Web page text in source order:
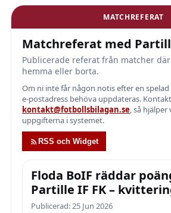
MATCHREFERAT
Matchreferat med
Publicerade referat från matcher
hemma eller borta.
Om ni inte får någon notis efter en
e-postadress behöva uppdateras.
kontakt@fotbollsbilagan.se, så
uppgifterna i systemet.
RSS och Widget
Floda BoIF räddar
Partille IF FK –
Publicerad: 25 Jun 2026